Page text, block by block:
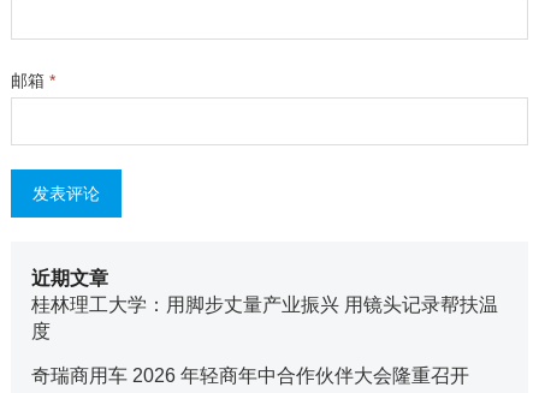
邮箱 *
近期文章
桂林理工大学：用脚步丈量产业振兴 用镜头记录帮扶温
度
奇瑞商用车 2026 年轻商年中合作伙伴大会隆重召开